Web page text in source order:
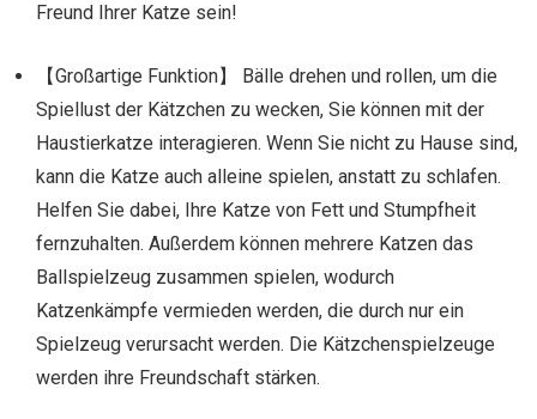
Freund Ihrer Katze sein!
【Großartige Funktion】 Bälle drehen und rollen, um die
Spiellust der Kätzchen zu wecken, Sie können mit der
Haustierkatze interagieren. Wenn Sie nicht zu Hause sind,
kann die Katze auch alleine spielen, anstatt zu schlafen.
Helfen Sie dabei, Ihre Katze von Fett und Stumpfheit
fernzuhalten. Außerdem können mehrere Katzen das
Ballspielzeug zusammen spielen, wodurch
Katzenkämpfe vermieden werden, die durch nur ein
Spielzeug verursacht werden. Die Kätzchenspielzeuge
werden ihre Freundschaft stärken.